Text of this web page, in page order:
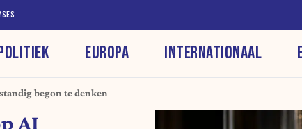
EUROPA INTERNATIONAAL
begon te denken
AI